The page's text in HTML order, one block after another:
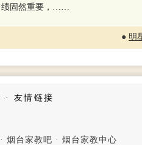
绩固然重要，……
● 明
· 友情链接
· 烟台家教吧 · 烟台家教中心